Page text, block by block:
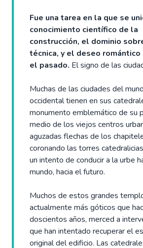
Fue una tarea en la que se
conocimiento científico de la
construcción, el dominio
técnica, y el deseo romántico
el pasado. El signo de las
Muchas de las ciudades del
occidental tienen en sus
monumento emblemático de su
medio de los viejos centros
aguzadas flechas de los
coronando las torres
un intento de conducir a la urbe
mundo, hacia el futuro.
Muchos de estos grandes
actualmente más góticos que
doscientos años, merced a
que han intentado recuperar el
original del edificio. Las